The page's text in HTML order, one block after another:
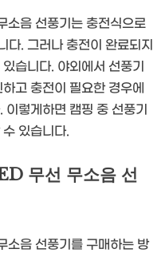
소음 선풍기는 충전식으로
다. 그러나 충전이 완료되지
습니다. 야외에서 선풍기
고 충전이 필요한 경우에
렇게하면 캠핑 중 선풍기
있습니다.
무선 무소음 선
소음 선풍기를 구매하는 방